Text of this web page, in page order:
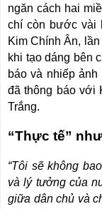
ngăn cách hai
chí còn bước vài
Kim Chính Ân,
khi tạo dáng bên
báo và nhiếp
đã thông báo với
Trắng.
“Thực tế”
“Tôi sẽ không
và lý tưởng của
giữa dân chủ và